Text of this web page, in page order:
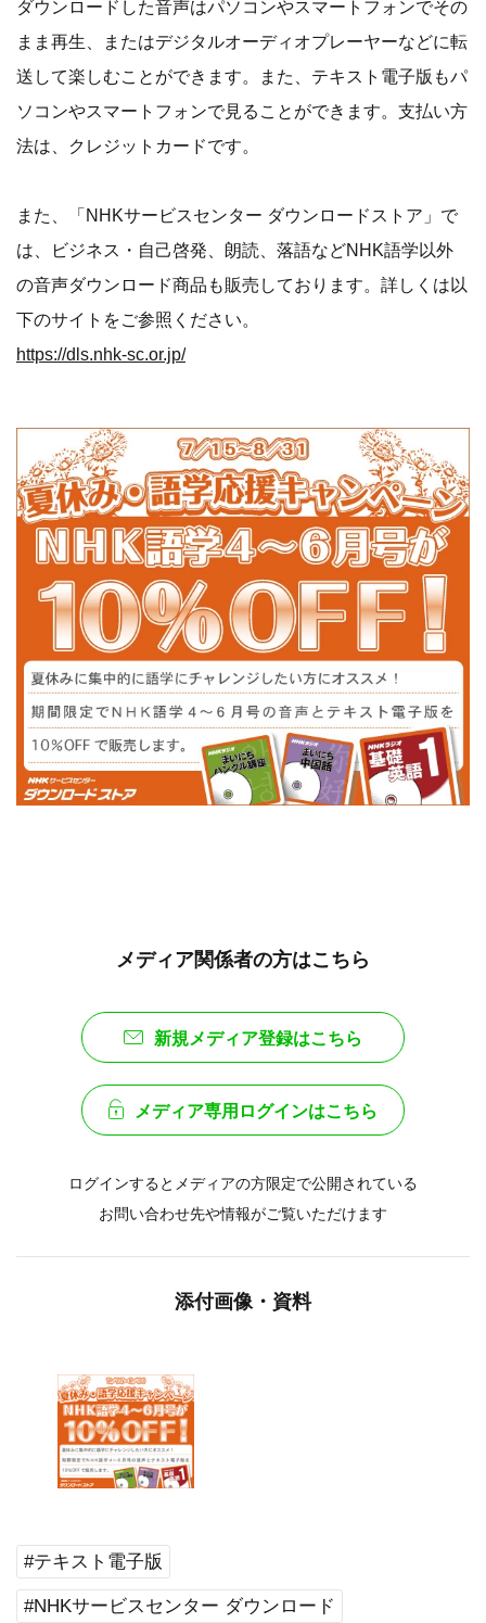
ダウンロードした音声はパソコンやスマートフォンでその
まま再生、またはデジタルオーディオプレーヤーなどに転
送して楽しむことができます。また、テキスト電子版もパ
ソコンやスマートフォンで見ることができます。支払い方
法は、クレジットカードです。
また、「NHKサービスセンター ダウンロードストア」で
は、ビジネス・自己啓発、朗読、落語などNHK語学以外
の音声ダウンロード商品も販売しております。詳しくは以
下のサイトをご参照ください。
https://dls.nhk-sc.or.jp/
メディア関係者の方はこちら
新規メディア登録はこちら
メディア専用ログインはこちら
ログインするとメディアの方限定で公開されている
お問い合わせ先や情報がご覧いただけます
添付画像・資料
#テキスト電子版
#NHKサービスセンター ダウンロード